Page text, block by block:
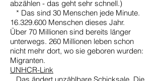
abzählen - das geht sehr schnell.)
* Das sind 30 Menschen jede Minute.
16.329.600 Menschen dieses Jahr.
Über 70 Millionen sind bereits länger
unterwegs. 260 Millionen leben schon
nicht mehr dort, wo sie geboren wurden:
Migranten.
UNHCR-Link